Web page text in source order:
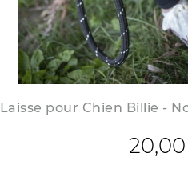
Laisse pour Chien Billie -